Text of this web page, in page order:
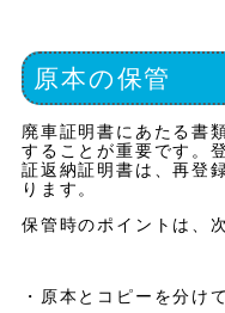
原本の保管
廃車証明書にあたる書
することが重要です。
証返納証明書は、再登
ります。
保管時のポイントは、
・原本とコピーを分け